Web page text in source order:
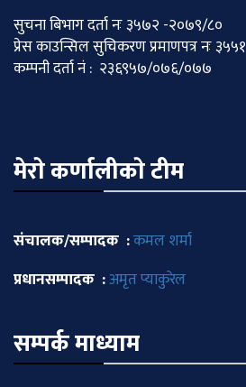
सुचना बिभाग दर्ता नः ३५७२ -२०७९/८०
प्रेस काउन्सिल सुचिकरण प्रमाणपत्र नः ३५५१
कम्पनी दर्ता नं : २३६९५७/०७६/०७७
मेराे कर्णालीकाे टीम
संचालक/सम्पादक :कमल शर्मा
प्रधानसम्पादक :अमृत प्याकुरेल
सम्पर्क माध्याम